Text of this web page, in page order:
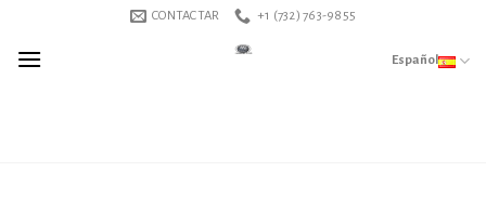
content
CONTACTAR +1 (732) 763-9855
Español